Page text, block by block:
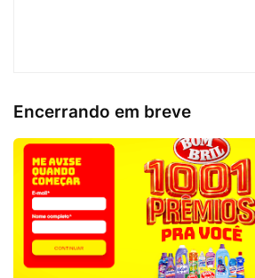
Encerrando em breve